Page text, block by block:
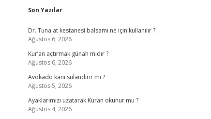
Sidebar
Son Yazılar
Dr. Tuna at kestanesi balsamı ne için kullanılır ?
Ağustos 6, 2026
Kur’an açtırmak günah mıdır ?
Ağustos 6, 2026
Avokado kanı sulandırır mı ?
Ağustos 5, 2026
Ayaklarımızı uzatarak Kuran okunur mu ?
Ağustos 4, 2026